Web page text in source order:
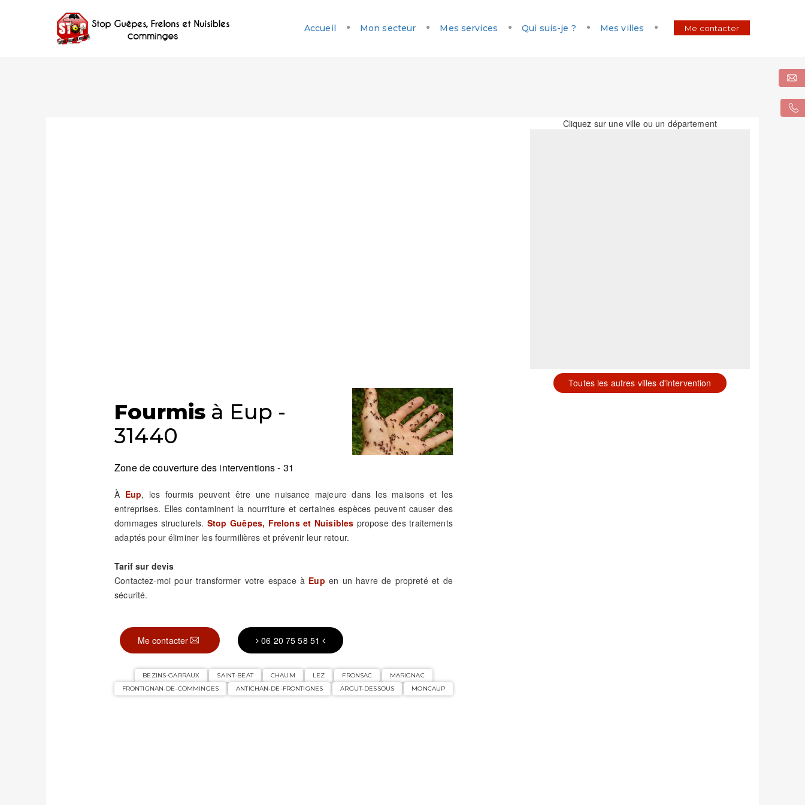
Accueil Mon secteur Mes services Qui suis-je ? Mes villes Me contacter
Fourmis à Eup -
31440
Zone de couverture des interventions - 31
À Eup, les fourmis peuvent être une nuisance majeure dans les maisons et les
entreprises. Elles contaminent la nourriture et certaines espèces peuvent causer des
dommages structurels.Stop Guêpes, Frelons et Nuisibles propose des traitements
adaptés pour éliminer les fourmilières et prévenir leur retour.
Tarif sur devis
Contactez-moi pour transformer votre espace à Eup en un havre de propreté et de
sécurité.
Me contacter 06 20 75 58 51
BEZINS-GARRAUX SAINT-BEAT CHAUM LEZ FRONSAC
MARIGNAC
FRONTIGNAN-DE-COMMINGES
ANTICHAN-DE-FRONTIGNES ARGUT-DESSOUS MONCAUP
Cliquez sur une ville ou un département
Toutes les autres villes d'intervention